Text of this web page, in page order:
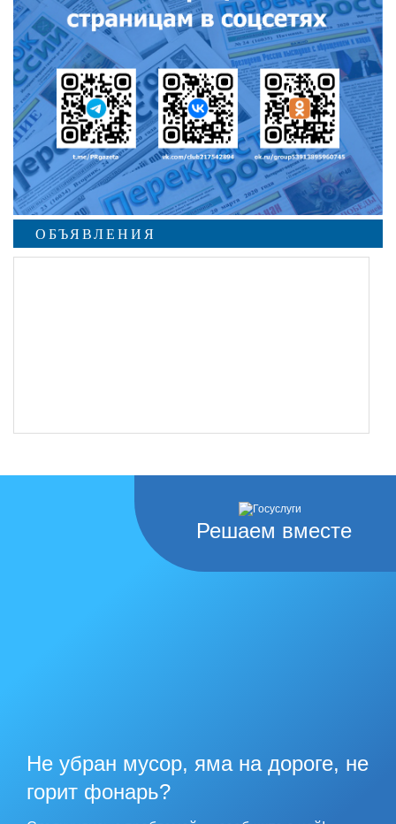
ОБЪЯВЛЕНИЯ
Решаем вместе
Не убран мусор, яма на дороге, не
горит фонарь?